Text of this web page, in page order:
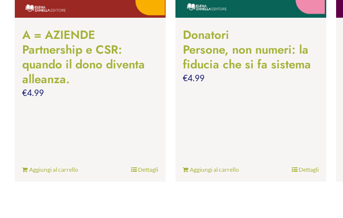
A = AZIENDE
Partnership e CSR:
quando il dono diventa
alleanza.
€4.99
Aggiungi al carrello Dettagli
Donatori
Persone, non numeri: la
fiducia che si fa sistema
€4.99
Aggiungi al carrello Dettagli